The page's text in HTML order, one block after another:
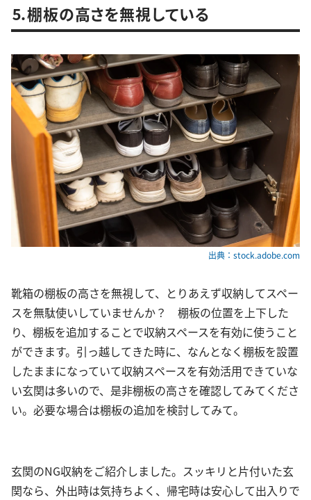
⒌棚板の高さを無視している
出典：stock.adobe.com
靴箱の棚板の高さを無視して、とりあえず収納してスペー
スを無駄使いしていませんか？ 棚板の位置を上下した
り、棚板を追加することで収納スペースを有効に使うこと
ができます。引っ越してきた時に、なんとなく棚板を設置
したままになっていて収納スペースを有効活用できていな
い玄関は多いので、是非棚板の高さを確認してみてくださ
い。必要な場合は棚板の追加を検討してみて。
玄関のNG収納をご紹介しました。スッキリと片付いた玄
関なら、外出時は気持ちよく、帰宅時は安心して出入りで